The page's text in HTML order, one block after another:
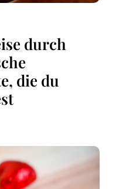
durch
die du